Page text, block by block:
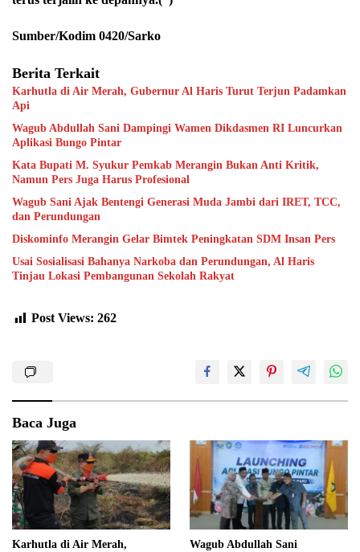
Sumber/Kodim 0420/Sarko
Berita Terkait
Karhutla di Air Merah, Gubernur Al Haris Turut Terjun Padamkan
Api
Wagub Abdullah Sani Dampingi Wamen Dikdasmen RI Luncurkan
Aplikasi Bungo Pintar
Kata Bupati M. Syukur Pemkab Merangin Bukan Anti Kritik,
Namun Pers Juga Harus Profesional
Wagub Sani Ajak Bentengi Generasi Muda Jambi dari IRET, TCC,
dan Perundungan
Diskominfo Merangin Gelar Bimtek Peningkatan SDM Insan Pers
Usai Sosialisasi Bahanya Narkoba dan Perundungan, Al Haris
Tinjau Lokasi Pembangunan Sekolah Rakyat
Post Views: 262
Baca Juga
Karhutla di Air Merah,
Wagub Abdullah Sani